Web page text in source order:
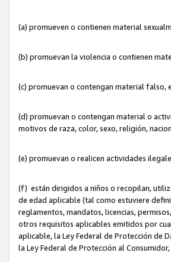
(a) promueven o contienen material
(b) promuevan la violencia o contienen
(c) promuevan o contengan material
(d) promuevan o contengan material o
motivos de raza, color, sexo, religión,
(e) promuevan o realicen actividades
(f) están dirigidos a niños o recopilan,
de edad aplicable (tal como estuviere
reglamentos, mandatos, licencias,
otros requisitos aplicables emitidos por
aplicable, la Ley Federal de Protección de
la Ley Federal de Protección al